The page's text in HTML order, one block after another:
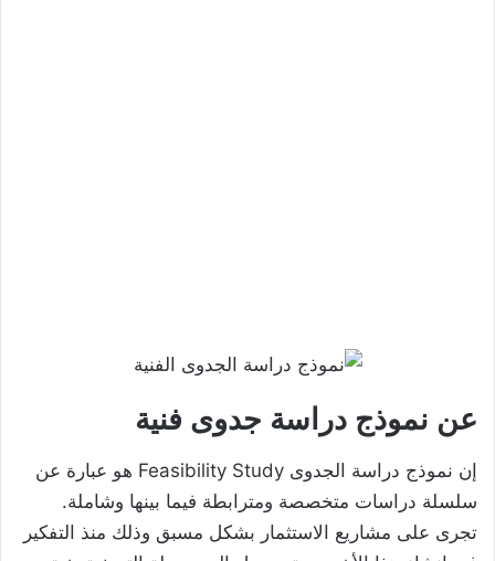
عن نموذج دراسة جدوى فنية
إن نموذج دراسة الجدوى Feasibility Study هو عبارة عن
سلسلة دراسات متخصصة ومترابطة فيما بينها وشاملة.
تجرى على مشاريع الاستثمار بشكل مسبق وذلك منذ التفكير